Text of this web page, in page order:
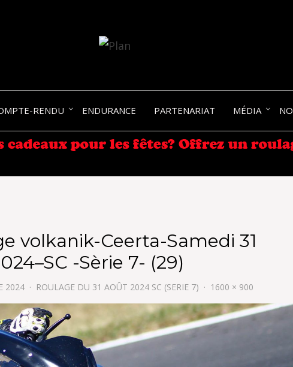
RENDU ENDURANCE PARTENARIAT MÉDIA
volkanik-Ceerta-Samedi 31
-Sèrie 7- (29)
2024 ROULAGE DU 31 AOÛT 2024 SC (SERIE 7) 1600 × 900